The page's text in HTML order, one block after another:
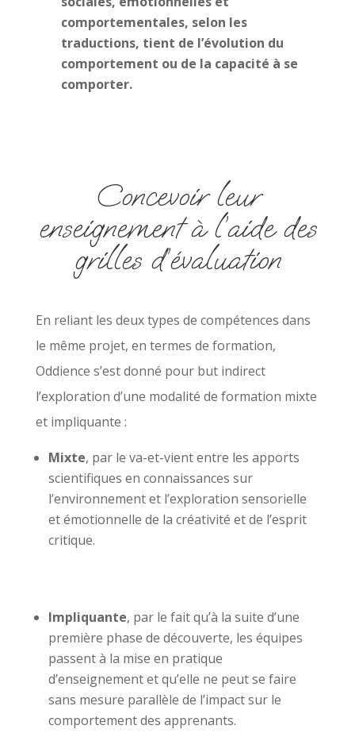
comportementales, selon les
traductions, tient de l’évolution du
comportement ou de la capacité à se
comporter.
Concevoir leur
enseignement à l’aide des
grilles d’évaluation
En reliant les deux types de compétences dans
le même projet, en termes de formation,
Oddience s’est donné pour but indirect
l’exploration d’une modalité de formation mixte
et impliquante :
Mixte, par le va-et-vient entre les apports
scientifiques en connaissances sur
l’environnement et l’exploration sensorielle
et émotionnelle de la créativité et de l’esprit
critique.
Impliquante, par le fait qu’à la suite d’une
première phase de découverte, les équipes
passent à la mise en pratique
d’enseignement et qu’elle ne peut se faire
sans mesure parallèle de l’impact sur le
comportement des apprenants.